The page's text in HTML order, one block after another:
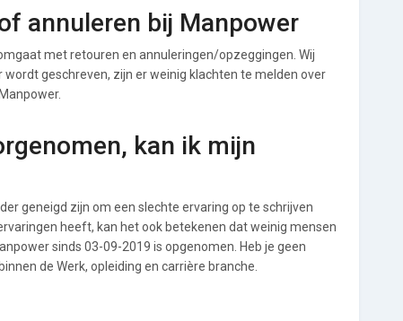
annuleren bij Manpower
met retouren en annuleringen/opzeggingen. Wij
wordt geschreven, zijn er weinig klachten te melden over
kan ik mijn
geneigd zijn om een slechte ervaring op te schrijven
heeft, kan het ook betekenen dat weinig mensen
sinds 03-09-2019 is opgenomen. Heb je geen
de Werk, opleiding en carrière branche.